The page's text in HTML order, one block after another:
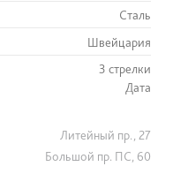
Сталь
Швейцария
3 стрелки
Дата
Литейный пр., 27
Большой пр. ПС, 60